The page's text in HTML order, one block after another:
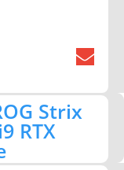
Strix
RTX